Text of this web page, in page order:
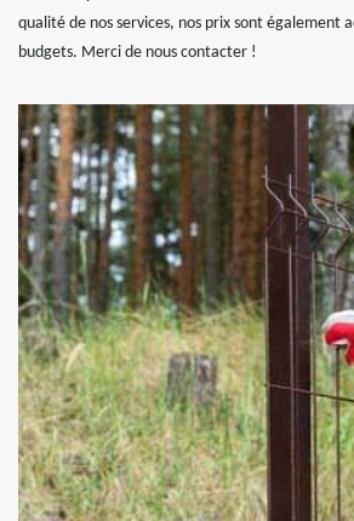
qualité de nos services, nos prix sont également
budgets. Merci de nous contacter !